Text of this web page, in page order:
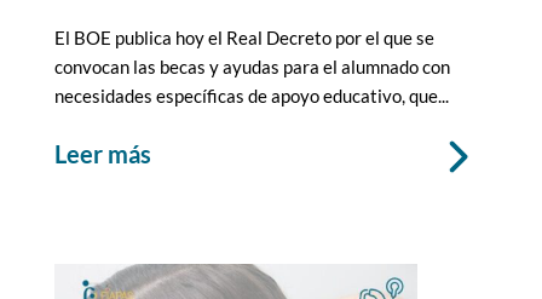
El BOE publica hoy el Real Decreto por el que se
convocan las becas y ayudas para el alumnado con
necesidades específicas de apoyo educativo, que...
leer más